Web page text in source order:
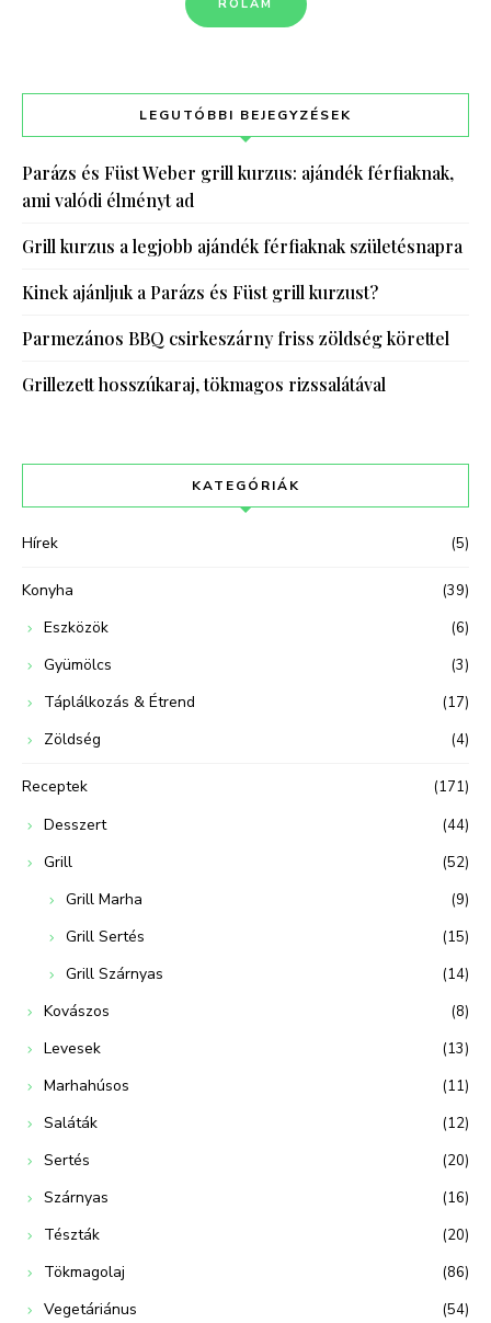
RÓLAM
LEGUTÓBBI BEJEGYZÉSEK
Parázs és Füst Weber grill kurzus: ajándék férfiaknak,
ami valódi élményt ad
Grill kurzus a legjobb ajándék férfiaknak születésnapra
Kinek ajánljuk a Parázs és Füst grill kurzust?
Parmezános BBQ csirkeszárny friss zöldség körettel
Grillezett hosszúkaraj, tökmagos rizssalátával
KATEGÓRIÁK
Hírek (5)
Konyha (39)
Eszközök (6)
Gyümölcs (3)
Táplálkozás & Étrend (17)
Zöldség (4)
Receptek (171)
Desszert (44)
Grill (52)
Grill Marha (9)
Grill Sertés (15)
Grill Szárnyas (14)
Kovászos (8)
Levesek (13)
Marhahúsos (11)
Saláták (12)
Sertés (20)
Szárnyas (16)
Tészták (20)
Tökmagolaj (86)
Vegetáriánus (54)